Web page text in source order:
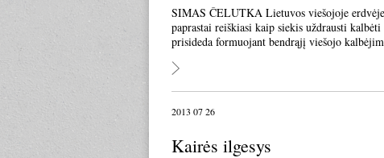
SIMAS ČELUTKA Lietuvos viešojoje
paprastai reiškiasi kaip siekis uždrausti
prisideda formuojant bendrąjį viešojo
2013 07 26
Kairės ilgesys